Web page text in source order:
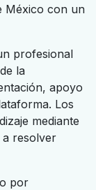
México con un
profesional
la
apoyo
Los
mediante
a resolver
por